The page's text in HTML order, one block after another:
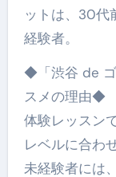
ットは、30代
経験者。
◆「渋谷 de
スメの理由◆
体験レッスン
レベルに合わ
未経験者には